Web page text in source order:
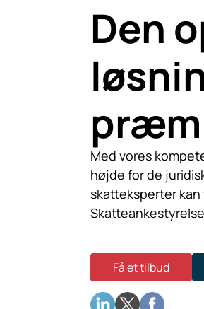
Den
Med vores
højde for de
skatteksperter
Få et tilbud